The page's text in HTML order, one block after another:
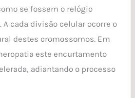
se fossem o relógio
cada divisão celular ocorre o
destes cromossomos. Em
este encurtamento
adiantando o processo